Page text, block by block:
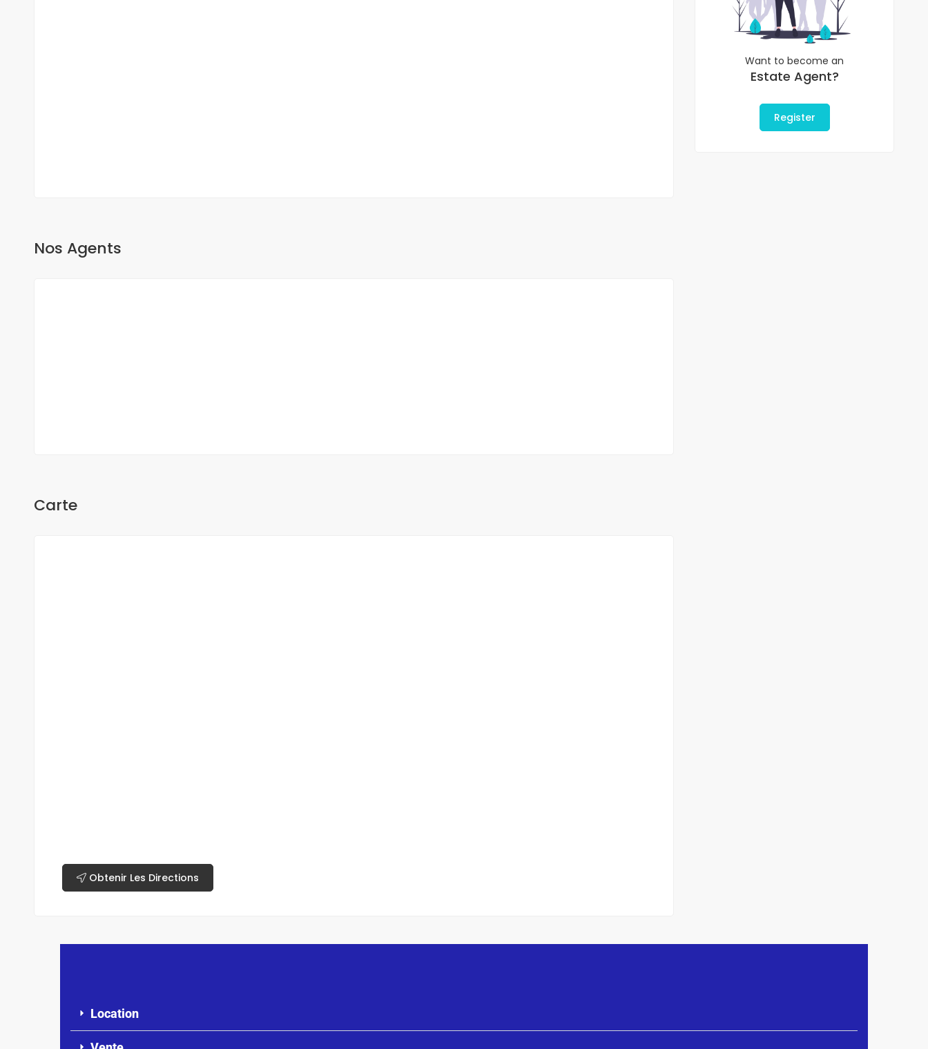
Nos Agents
Carte
Obtenir Les Directions
Want to become an
Estate Agent?
Register
Location